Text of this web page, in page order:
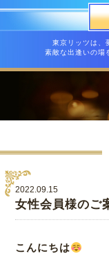
東京リッツは、
素敵な出逢いの場
2022.09.15
女性会員様のご
こんにちは